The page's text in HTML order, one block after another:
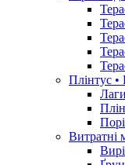
Плінтус
Витратні